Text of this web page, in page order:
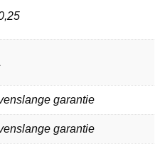
garantie
garantie